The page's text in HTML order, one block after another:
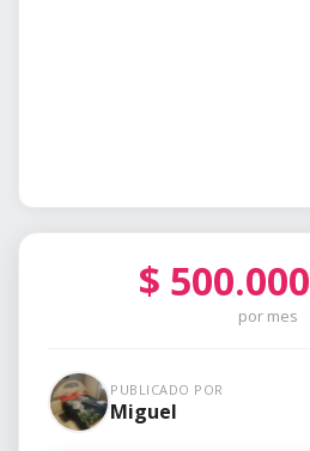
$ 500.000
por mes
PUBLICADO POR
Miguel